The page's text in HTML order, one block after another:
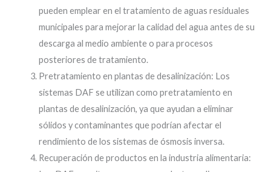
pueden emplear en el tratamiento de aguas residuales
municipales para mejorar la calidad del agua antes de su
descarga al medio ambiente o para procesos
posteriores de tratamiento.
Pretratamiento en plantas de desalinización: Los
sistemas DAF se utilizan como pretratamiento en
plantas de desalinización, ya que ayudan a eliminar
sólidos y contaminantes que podrían afectar el
rendimiento de los sistemas de ósmosis inversa.
Recuperación de productos en la industria alimentaria: